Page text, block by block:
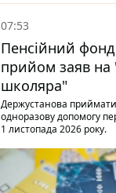
07:53
Пенсійний
прийом заяв на
школяра"
Держустанова
одноразову допомогу
1 листопада 2026 року.